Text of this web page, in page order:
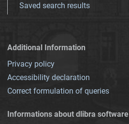
Saved search results
Additional Information
Privacy policy
Accessibility declaration
Correct formulation of queries
Informations about dlibra software